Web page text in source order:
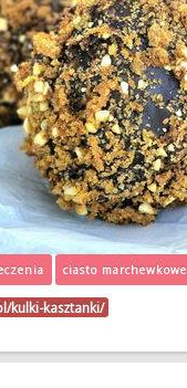
ciasto marchewkowe
kulki-kasztanki/